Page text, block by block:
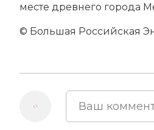
мес­те древ­не­го города
© Большая Российская